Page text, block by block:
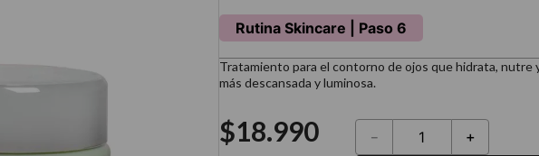
Rutina Skincare | Paso 6
Tratamiento para el contorno de ojos que hidrata, nutre
más descansada y luminosa.
$18.990 ＋
－
secador
acondicionador